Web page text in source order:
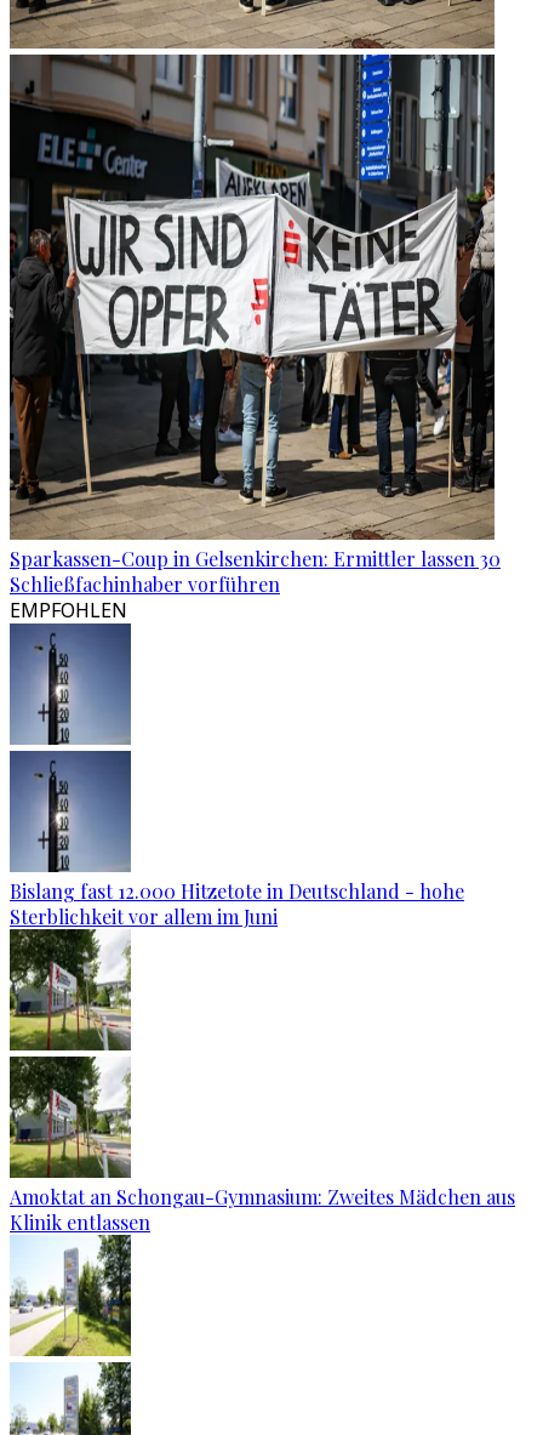
Sparkassen-Coup in Gelsenkirchen: Ermittler lassen 30
Schließfachinhaber vorführen
EMPFOHLEN
Bislang fast 12.000 Hitzetote in Deutschland - hohe
Sterblichkeit vor allem im Juni
Amoktat an Schongau-Gymnasium: Zweites Mädchen aus
Klinik entlassen